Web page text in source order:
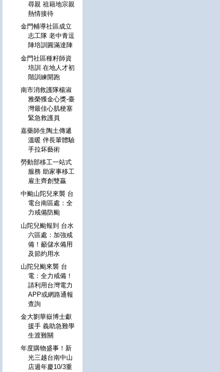
尋親 祖籍地宗親
熱情接待
金門輔導社區成立
志工隊 老中青逗
陣培訓圓滿達陣
金門社區種籽師資
培訓 在地人才初
階訓練開跑
南市消救護隊楊淑
雅榮獲金心獎-臺
灣最佳心肌梗塞
緊急救護員
嘉藥師生陶土傳遞
溫暖 伴長輩體驗
手拉坏藝術
勞動部移工一站式
服務 助家事移工
雇主齊創雙贏
中颱山陀兒來襲 台
電台南區處：全
力戒備防颱
山陀兒颱報到 台水
六區處：加強戒
備！籲儲水備用
及節約用水
山陀兒颱來襲 台
電：全力戒備！
請利用台灣電力
APP或網路通報
查詢
金大劉華嶽博士獻
援手 義助急難學
生渡難關
年度購物盛事！新
光三越台南中山
店週年慶10/3重